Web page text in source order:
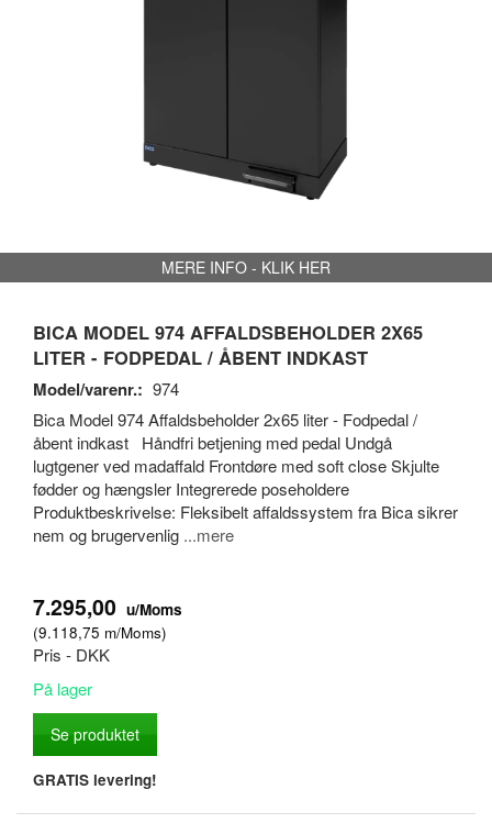
MERE INFO - KLIK HER
BICA MODEL 974 AFFALDSBEHOLDER 2X65
LITER - FODPEDAL / ÅBENT INDKAST
Model/varenr.: 974
Bica Model 974 Affaldsbeholder 2x65 liter - Fodpedal /
åbent indkast Håndfri betjening med pedal Undgå
lugtgener ved madaffald Frontdøre med soft close Skjulte
fødder og hængsler Integrerede poseholdere
Produktbeskrivelse: Fleksibelt affaldssystem fra Bica sikrer
nem og brugervenlig ...mere
7.295,00 u/Moms
(9.118,75 m/Moms)
Pris - DKK
På lager
Se produktet
GRATIS levering!